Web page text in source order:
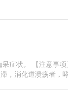
呆症状。 【注意事
，消化道溃疡者，